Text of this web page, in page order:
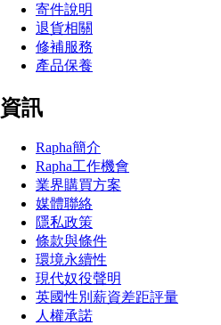
寄件說明
退貨相關
修補服務
產品保養
資訊
Rapha簡介
Rapha工作機會
業界購買方案
媒體聯絡
隱私政策
條款與條件
環境永續性
現代奴役聲明
英國性別薪資差距評量
人權承諾